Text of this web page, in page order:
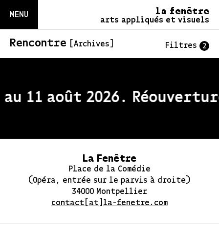
MENU la fenêtre
arts appliqués et visuels
Rencontre [Archives] Filtres 2
11 août 2026.
La Fenêtre
Place de la Comédie
(Opéra, entrée sur le parvis à droite)
34000 Montpellier
contact[at]la-fenetre.com